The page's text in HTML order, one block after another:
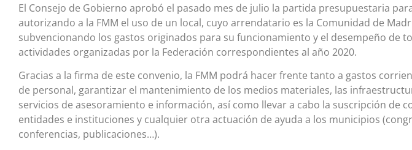
El Consejo de Gobierno aprobó el pasado mes de julio la partida presupuestaria
autorizando a la FMM el uso de un local, cuyo arrendatario es la Comunidad de
subvencionando los gastos originados para su funcionamiento y el desempeño de
actividades organizadas por la Federación correspondientes al año 2020.
Gracias a la firma de este convenio, la FMM podrá hacer frente tanto a gastos
de personal, garantizar el mantenimiento de los medios materiales, las
servicios de asesoramiento e información, así como llevar a cabo la suscripción de
entidades e instituciones y cualquier otra actuación de ayuda a los municipios
conferencias, publicaciones…).